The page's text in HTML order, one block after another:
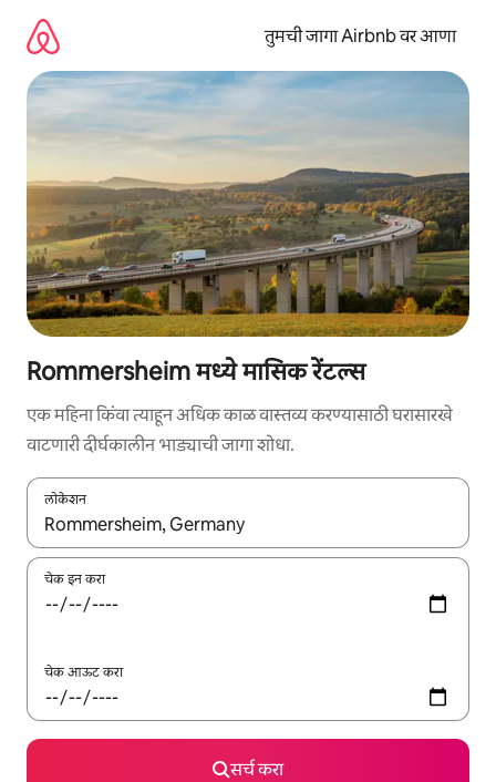
तुमची जागा Airbnb वर आणा
Rommersheim मध्ये मासिक रेंटल्स
एक महिना किंवा त्याहून अधिक काळ वास्तव्य करण्यासाठी घरासारखे
वाटणारी दीर्घकालीन भाड्याची जागा शोधा.
लोकेशन
जेव्हा परिणाम उपलब्ध असतील, तेव्हा वरच्या आणि खाली बाणांच्या किजसह
चेक इन करा
चेक आऊट करा
सर्च करा